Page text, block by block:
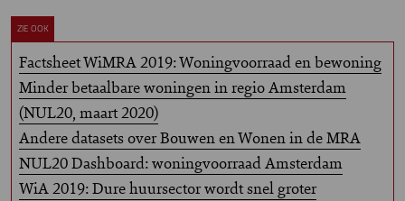
ZIE OOK
Factsheet WiMRA 2019: Woningvoorraad en bewoning
Minder betaalbare woningen in regio Amsterdam
(NUL20, maart 2020)
Andere datasets over Bouwen en Wonen in de MRA
NUL20 Dashboard: woningvoorraad Amsterdam
WiA 2019: Dure huursector wordt snel groter